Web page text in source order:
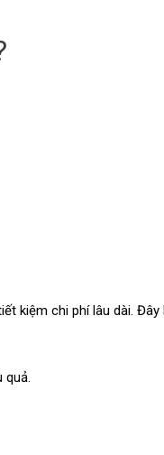
kiệm chi phí lâu dài.
quả.